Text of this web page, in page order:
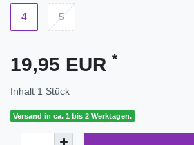
4 5
19,95 EUR *
Inhalt 1 Stück
Versand in ca. 1 bis 2 Werktagen.